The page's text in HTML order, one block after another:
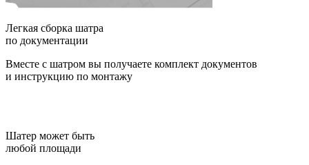
Легкая сборка шатра
по документации
Вместе с шатром вы получаете комплект документов
и инструкцию по монтажу
Шатер может быть
любой площади